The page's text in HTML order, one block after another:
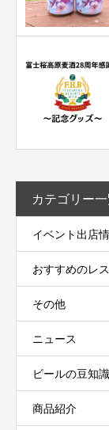
カテゴリー
イベント出店
おすすめのレ
その他
ニュース
ビールの豆知識
商品紹介